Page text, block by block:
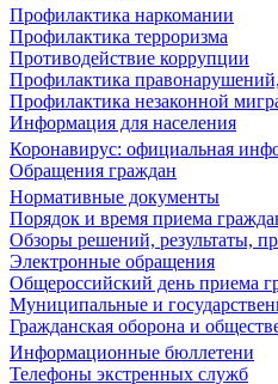
Профилактика наркомании
Профилактика терроризма
Противодействие коррупции
Профилактика
Профилактика незаконной
Информация для населения
Коронавирус: официальная
Обращения граждан
Нормативные документы
Порядок и время приема
Обзоры решений, результаты,
Электронные обращения
Общероссийский день приема
Муниципальные и
Гражданская оборона и
Информационные бюллетени
Телефоны экстренных служб